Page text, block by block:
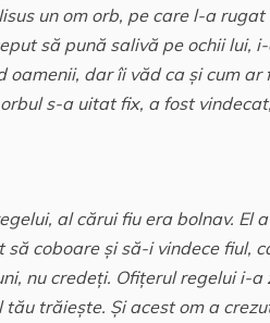
un om orb, pe care l-a
să pună salivă pe ochii lui,
oamenii, dar îi văd ca şi cum
s-a uitat fix, a fost
al cărui fiu era bolnav. El
coboare şi să-i vindece fiul,
nu credeţi. Ofiţerul regelui i-
trăieşte. Şi acest om a